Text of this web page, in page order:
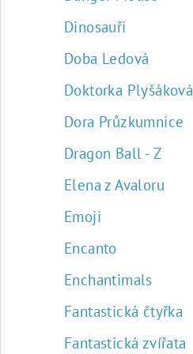
Dinosauři
Doba Ledová
Doktorka Plyšáková
Dora Průzkumnice
Dragon Ball - Z
Elena z Avaloru
Emoji
Encanto
Enchantimals
Fantastická čtyřka
Fantastická zvířata